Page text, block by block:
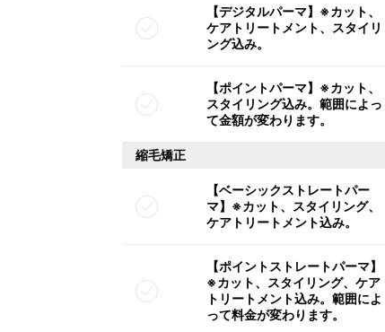
【デジタルパーマ】※カット、
ケアトリートメント、スタイリ
ング込み。
【ポイントパーマ】※カット、
スタイリング込み。範囲によっ
て金額が変わります。
縮毛矯正
【ベーシックストレートパー
マ】※カット、スタイリング、
ケアトリートメント込み。
【ポイントストレートパーマ】
※カット、スタイリング、ケア
トリートメント込み。範囲によ
って料金が変わります。